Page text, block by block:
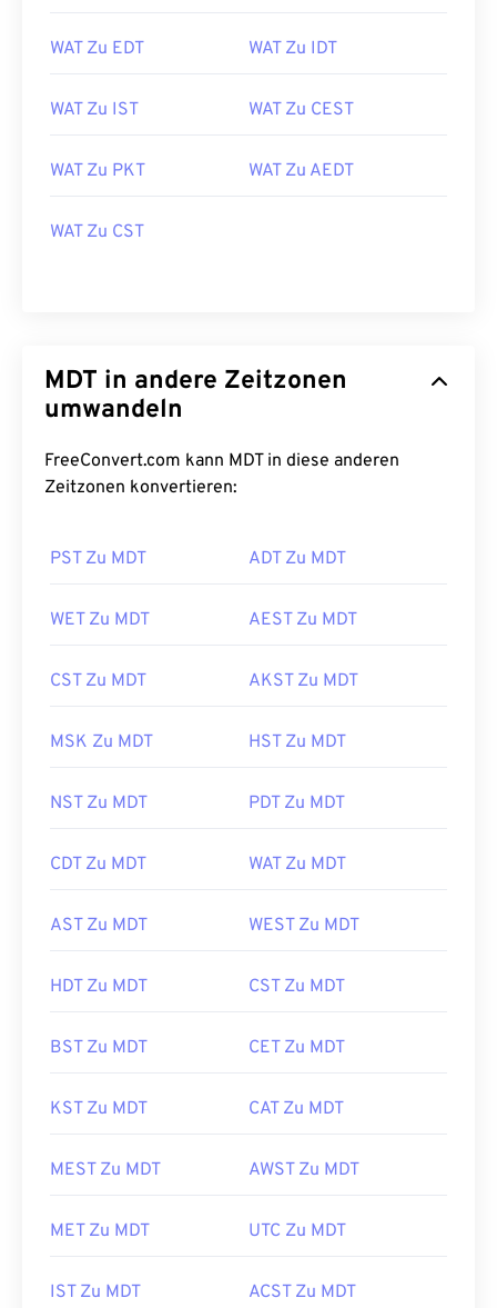
WAT Zu EDT WAT Zu IDT
WAT Zu IST WAT Zu CEST
WAT Zu PKT WAT Zu AEDT
WAT Zu CST
MDT in andere Zeitzonen
umwandeln
FreeConvert.com kann MDT in diese anderen
Zeitzonen konvertieren:
PST Zu MDT ADT Zu MDT
WET Zu MDT AEST Zu MDT
CST Zu MDT AKST Zu MDT
MSK Zu MDT HST Zu MDT
NST Zu MDT PDT Zu MDT
CDT Zu MDT WAT Zu MDT
AST Zu MDT WEST Zu MDT
HDT Zu MDT CST Zu MDT
BST Zu MDT CET Zu MDT
KST Zu MDT CAT Zu MDT
MEST Zu MDT AWST Zu MDT
MET Zu MDT UTC Zu MDT
IST Zu MDT ACST Zu MDT